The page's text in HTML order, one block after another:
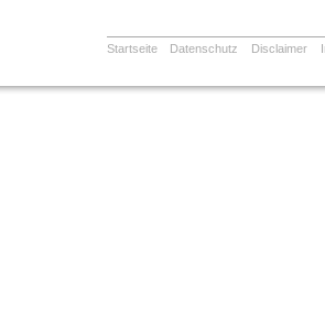
Startseite Datenschutz Disclaimer